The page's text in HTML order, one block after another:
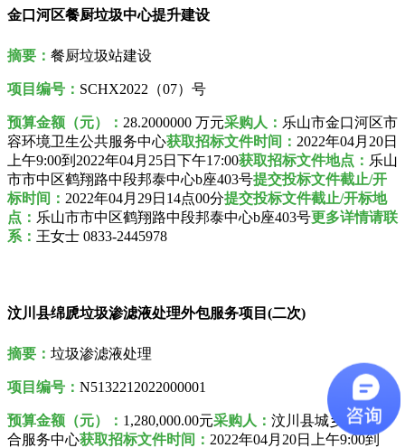
金口河区餐厨垃圾中心提升建设
摘要： 餐厨垃圾站建设
项目编号： SCHX2022（07）号
预算金额（元）： 28.2000000 万元采购人 ： 乐山市金口河区市
容环境卫生公共服务中心获取招标文件时间： 2022年04月20日
上午9:00到2022年04月25日 下午17:00获取招标文件地点： 乐山
市市中区鹤翔路中段邦泰中心b座403号提交投标文件截止/开
标时间： 2022年04月29日14点00分提交投标文件截止/开标地
点： 乐山市市中区鹤翔路中段邦泰中心b座403号更多详情请联
系： 王女士 0833-2445978
汶川县绵虒垃圾渗滤液处理外包服务项目(二次)
摘要： 垃圾渗滤液处理
项目编号： N5132212022000001
预算金额（元）： 1,280,000.00元采购人 ： 汶川县城乡环境综
合服务中心获取招标文件时间： 2022年04月20日上午9:00到